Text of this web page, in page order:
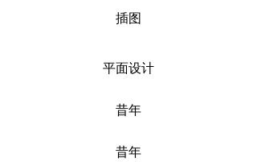
插图
平面设计
昔年
昔年